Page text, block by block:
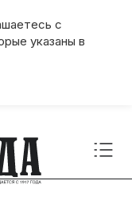
с
указаны в